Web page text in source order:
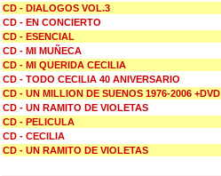
CD - DIALOGOS VOL.3
CD - EN CONCIERTO
CD - ESENCIAL
CD - MI MUÑECA
CD - MI QUERIDA CECILIA
CD - TODO CECILIA 40 ANIVERSARIO
CD - UN MILLION DE SUENOS 1976-2006 +DVD
CD - UN RAMITO DE VIOLETAS
CD - PELICULA
CD - CECILIA
CD - UN RAMITO DE VIOLETAS